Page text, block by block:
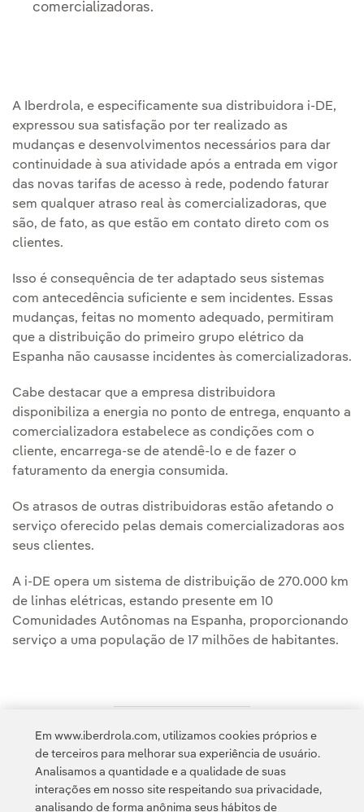
comercializadoras.
A Iberdrola, e especificamente sua distribuidora i-DE,
expressou sua satisfação por ter realizado as
mudanças e desenvolvimentos necessários para dar
continuidade à sua atividade após a entrada em vigor
das novas tarifas de acesso à rede, podendo faturar
sem qualquer atraso real às comercializadoras, que
são, de fato, as que estão em contato direto com os
clientes.
Isso é consequência de ter adaptado seus sistemas
com antecedência suficiente e sem incidentes. Essas
mudanças, feitas no momento adequado, permitiram
que a distribuição do primeiro grupo elétrico da
Espanha não causasse incidentes às comercializadoras.
Cabe destacar que a empresa distribuidora
disponibiliza a energia no ponto de entrega, enquanto a
comercializadora estabelece as condições com o
cliente, encarrega-se de atendê-lo e de fazer o
faturamento da energia consumida.
Os atrasos de outras distribuidoras estão afetando o
serviço oferecido pelas demais comercializadoras aos
seus clientes.
A i-DE opera um sistema de distribuição de 270.000 km
de linhas elétricas, estando presente em 10
Comunidades Autônomas na Espanha, proporcionando
serviço a uma população de 17 milhões de habitantes.
Acesso a informação legal
Em www.iberdrola.com, utilizamos cookies próprios e
de terceiros para melhorar sua experiência de usuário.
Analisamos a quantidade e a qualidade de suas
interações em nosso site respeitando sua privacidade,
analisando de forma anônima seus hábitos de